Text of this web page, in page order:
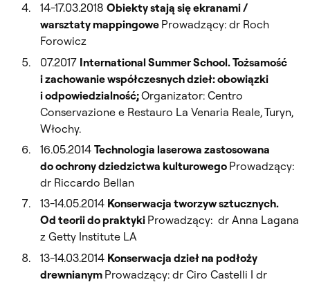
14-17.03.2018 Obiekty stają się ekranami /
warsztaty mappingowe Prowadzący: dr Roch
Forowicz
07.2017 International Summer School. Tożsamość
i zachowanie współczesnych dzieł: obowiązki
i odpowiedzialność;Organizator: Centro
Conservazione e Restauro La Venaria Reale, Turyn,
Włochy.
16.05.2014 Technologia laserowa zastosowana
do ochrony dziedzictwa kulturowego Prowadzący:
dr Riccardo Bellan
13-14.05.2014 Konserwacja tworzyw sztucznych.
Od teorii do praktyki Prowadzący: dr Anna Lagana
z Getty Institute LA
13-14.03.2014 Konserwacja dzieł na podłoży
drewnianym Prowadzący: dr Ciro Castelli I dr